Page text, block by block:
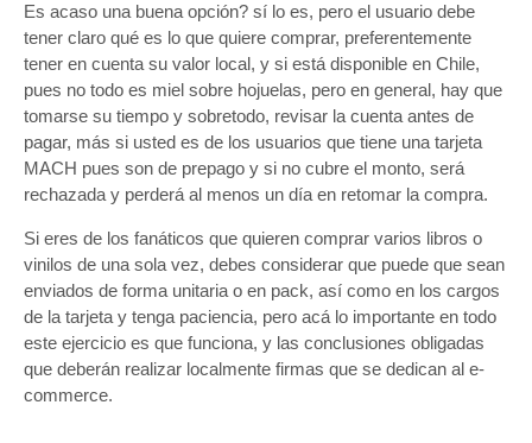
Es acaso una buena opción? sí lo es, pero el usuario debe
tener claro qué es lo que quiere comprar, preferentemente
tener en cuenta su valor local, y si está disponible en Chile,
pues no todo es miel sobre hojuelas, pero en general, hay que
tomarse su tiempo y sobretodo, revisar la cuenta antes de
pagar, más si usted es de los usuarios que tiene una tarjeta
MACH pues son de prepago y si no cubre el monto, será
rechazada y perderá al menos un día en retomar la compra.
Si eres de los fanáticos que quieren comprar varios libros o
vinilos de una sola vez, debes considerar que puede que sean
enviados de forma unitaria o en pack, así como en los cargos
de la tarjeta y tenga paciencia, pero acá lo importante en todo
este ejercicio es que funciona, y las conclusiones obligadas
que deberán realizar localmente firmas que se dedican al e-
commerce.